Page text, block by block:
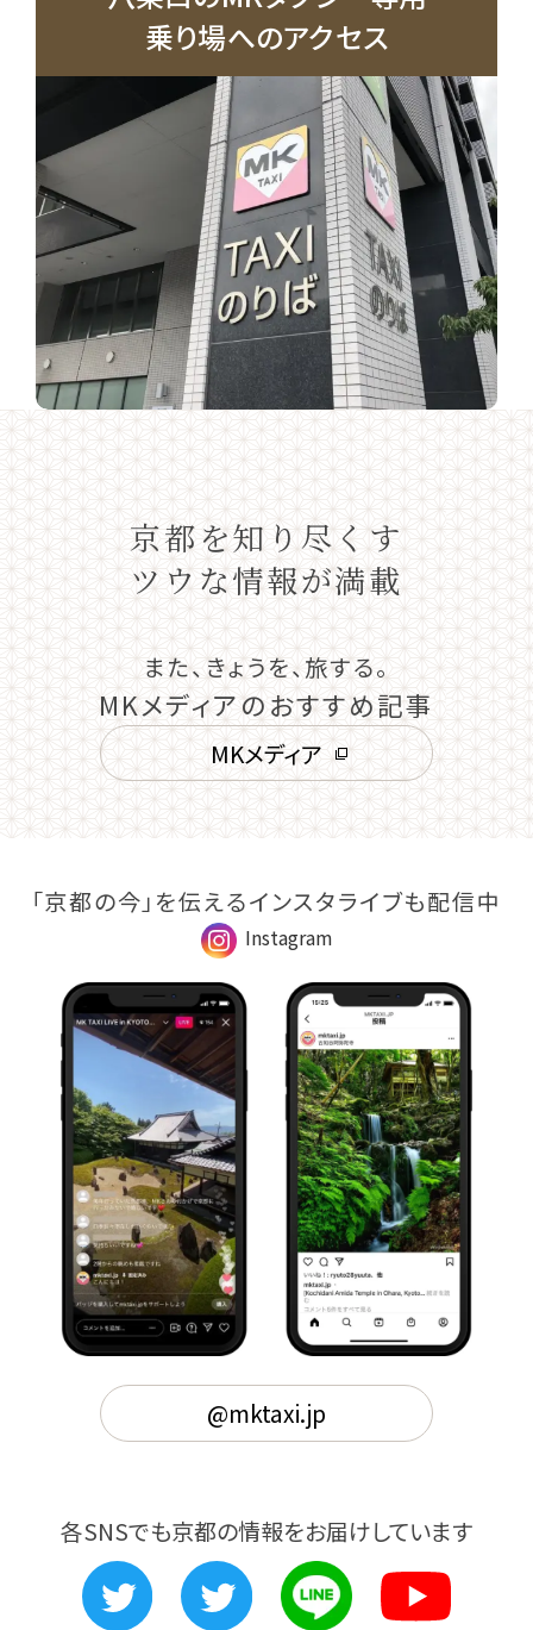
乗り場へのアクセス
京都を知り尽くす
ツウな情報が満載
また、きょうを、旅する。
MKメディアのおすすめ記事
MKメディア
「京都の今」を伝えるインスタライブも配信中
Instagram
@mktaxi.jp
各SNSでも京都の情報をお届けしています